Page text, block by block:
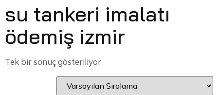
su tankeri imalatı
ödemiş izmir
Tek bir sonuç gösteriliyor